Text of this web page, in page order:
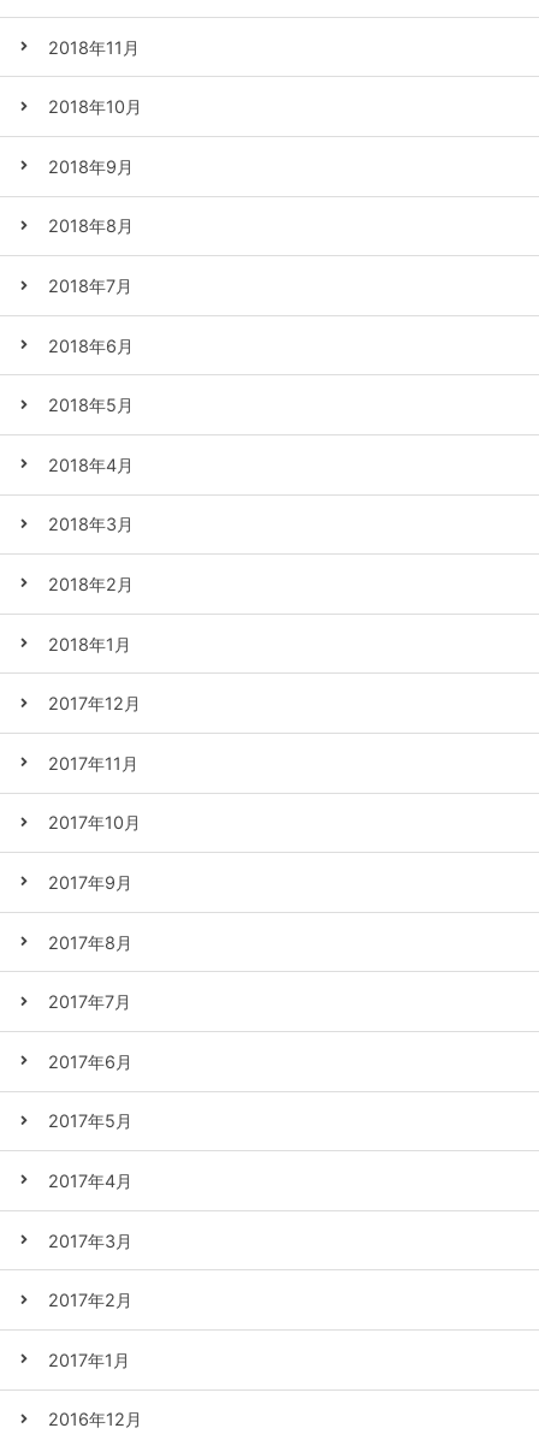
2018年11月
2018年10月
2018年9月
2018年8月
2018年7月
2018年6月
2018年5月
2018年4月
2018年3月
2018年2月
2018年1月
2017年12月
2017年11月
2017年10月
2017年9月
2017年8月
2017年7月
2017年6月
2017年5月
2017年4月
2017年3月
2017年2月
2017年1月
2016年12月